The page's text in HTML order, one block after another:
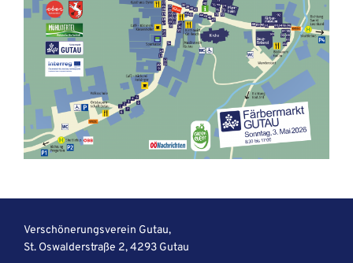
Verschönerungsverein Gutau,
St. Oswalderstraße 2, 4293 Gutau